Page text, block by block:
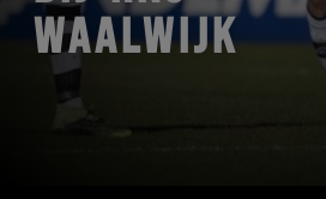
WAALWIJK